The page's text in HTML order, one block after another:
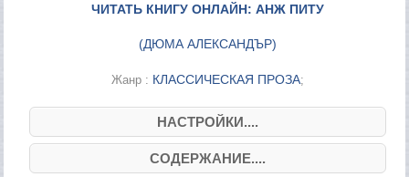
ЧИТАТЬ КНИГУ ОНЛАЙН: АНЖ ПИТУ
(ДЮМА АЛЕКСАНДЪР)
Жанр : КЛАССИЧЕСКАЯ ПРОЗА;
НАСТРОЙКИ....
СОДЕРЖАНИЕ....